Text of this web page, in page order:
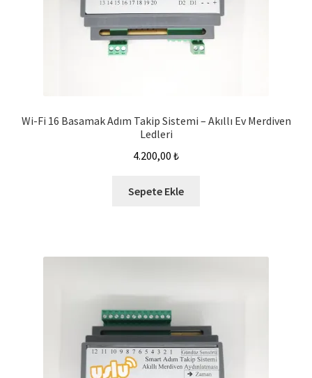
Wi-Fi 16 Basamak Adım Takip Sistemi – Akıllı Ev Merdiven
Ledleri
4.200,00 ₺
Sepete Ekle